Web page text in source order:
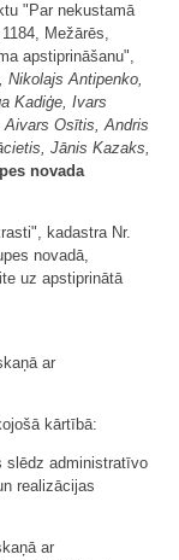
"Par nekustamā
Mežārēs,
apstiprināšanu",
Nikolajs Antipenko,
Kadiģe, Ivars
Osītis, Andris
Jānis Kazaks,
novada
kadastra Nr.
novadā,
uz apstiprinātā
ar
kārtībā:
slēdz administratīvo
realizācijas
ar